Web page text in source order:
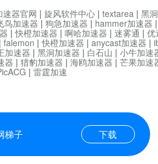
梯子 下载
速器官网 | 旋风软件中心 | textarea | 黑
鸟加速器 | 狗急加速器 | hammer加速器
|快橙加速器 | 啊哈加速器 | 迷雾通 | 优
| falemon |快橙加速器 | anycast加速器 |
加速器 | 黑洞加速器 | 白石山 | 小牛加速
器 | 猎豹加速器 | 海鸥加速器 | 芒果加速
| 雷霆加速